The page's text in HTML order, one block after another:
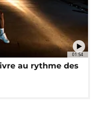
01:54
au rythme des